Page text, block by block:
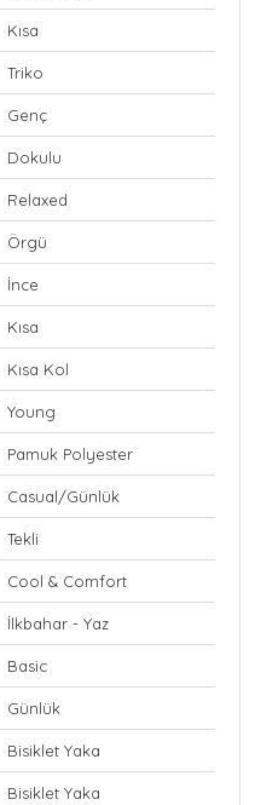
Kısa
Triko
Genç
Dokulu
Relaxed
Örgü
İnce
Kısa
Kısa Kol
Young
Pamuk Polyester
Casual/Günlük
Tekli
Cool & Comfort
İlkbahar - Yaz
Basic
Günlük
Bisiklet Yaka
Bisiklet Yaka